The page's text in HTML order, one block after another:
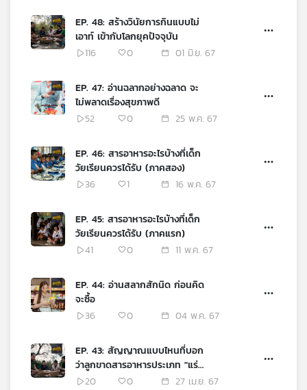
เกี่ยว
แผนที่
เครือ
EP. 48: สร้างวินัยการกินแบบไม่
เอาท์ เข้ากับโลกยุคปัจจุบัน
116
0 01 มิ.ย. 67
EP. 47: อ่านฉลากอย่างฉลาด จะ
ไม่พลาดเรื่องสุขภาพดี
52
0 25 พ.ค. 67
EP. 46: สารอาหารอะไรบ้างที่เด็ก
วัยเรียนควรได้รับ (ภาคสอง)
36
1 16 พ.ค. 67
EP. 45: สารอาหารอะไรบ้างที่เด็ก
วัยเรียนควรได้รับ (ภาคแรก)
41
0 11 พ.ค. 67
EP. 44: อ่านสลากสักนิด ก่อนคิด
จะซื้อ
36
0 04 พ.ค. 67
EP. 43: สัญญาณแบบไหนที่บอก
ว่าลูกขาดสารอาหารประเภท "แร่
ธาตุ"
20 0 27 เม.ย. 67